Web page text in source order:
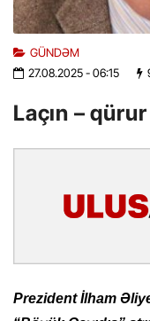
GÜNDƏM
27.08.2025- 06:15
Laçın –
Prezident İlham